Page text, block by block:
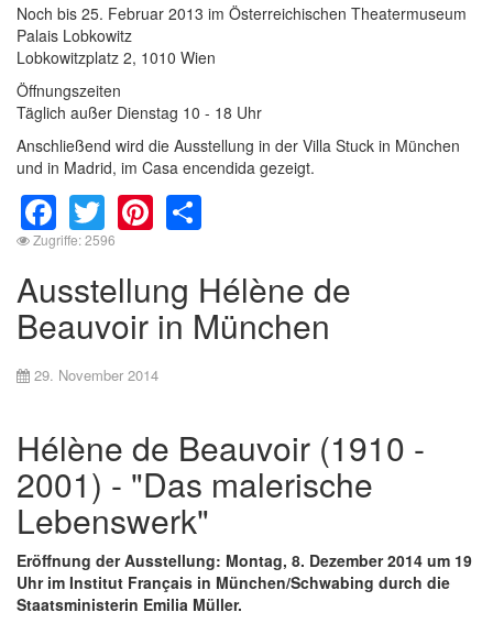
Noch bis 25. Februar 2013 im Österreichischen Theatermuseum
Palais Lobkowitz
Lobkowitzplatz 2, 1010 Wien
Öffnungszeiten
Täglich außer Dienstag 10 - 18 Uhr
Anschließend wird die Ausstellung in der Villa Stuck in München
und in Madrid, im Casa encendida gezeigt.
Facebook
TwitterPinterest
Zugriffe: 2596
Ausstellung Hélène de
Beauvoir in München
29. November 2014
Hélène de Beauvoir (1910 -
2001) - "Das malerische
Lebenswerk"
Eröffnung der Ausstellung: Montag, 8. Dezember 2014 um 19
Uhr im Institut Français in München/Schwabing durch die
Staatsministerin Emilia Müller.